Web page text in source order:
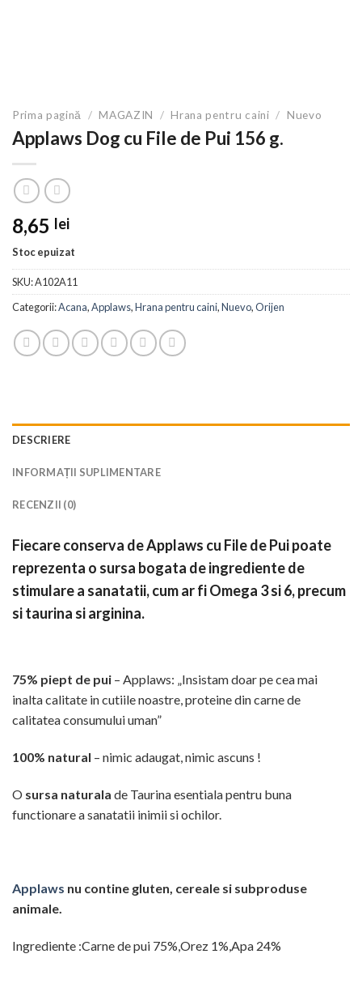
Prima pagină / MAGAZIN / Hrana pentru caini / Nuevo
Applaws Dog cu File de Pui 156 g.
8,65 lei
Stoc epuizat
SKU:A102A11
Categorii:Acana,Applaws,Hrana pentru caini,Nuevo,Orijen
DESCRIERE
INFORMAȚII SUPLIMENTARE
RECENZII (0)
Fiecare conserva de Applaws cu File de Pui poate
reprezenta o sursa bogata de ingrediente de
stimulare a sanatatii, cum ar fi Omega 3 si 6, precum
si taurina si arginina.
75% piept de pui – Applaws: „Insistam doar pe cea mai
inalta calitate in cutiile noastre, proteine din carne de
calitatea consumului uman”
100% natural – nimic adaugat, nimic ascuns !
O sursa naturala de Taurina esentiala pentru buna
functionare a sanatatii inimii si ochilor.
Applaws nu contine gluten, cereale si subproduse
animale.
Ingrediente :Carne de pui 75%,Orez 1%,Apa 24%